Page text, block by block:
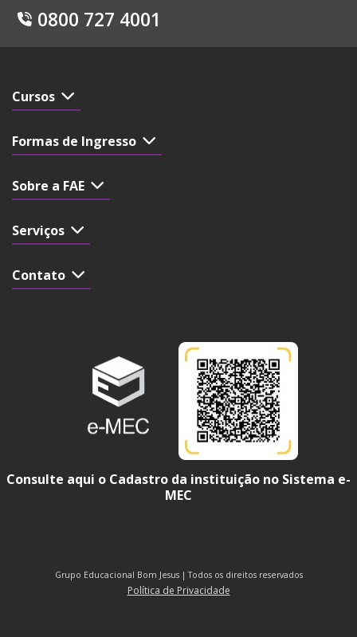
0800 727 4001
Cursos
Formas de Ingresso
Sobre a FAE
Serviços
Contato
Consulte aqui o Cadastro da instituição no Sistema e-
MEC
Grupo Educacional Bom Jesus | Todos os direitos reservados
Política de Privacidade